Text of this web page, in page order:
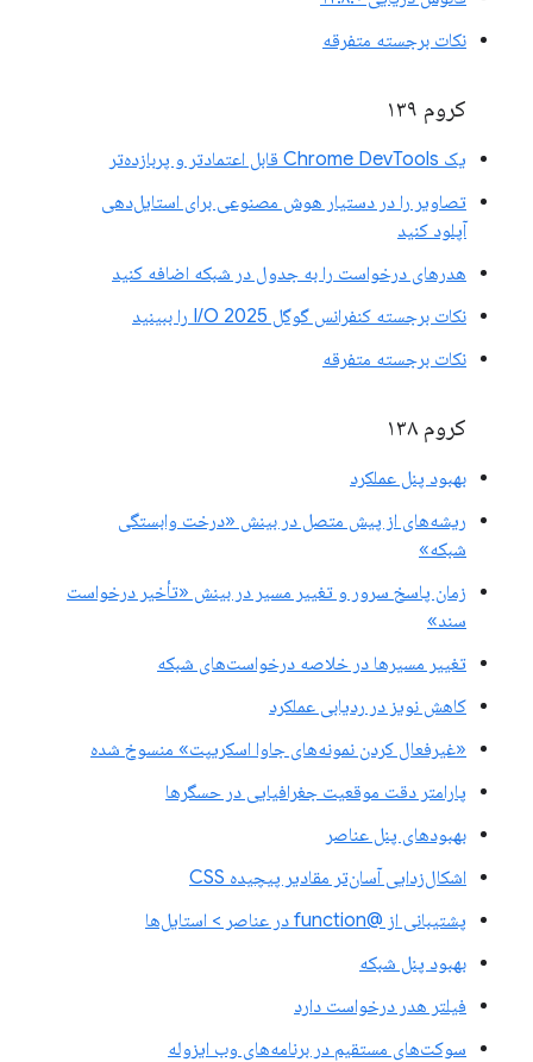
نکات برجسته متفرقه
کروم ۱۳۹
یک Chrome DevTools قابل اعتمادتر و پربازده‌تر
تصاویر را در دستیار هوش مصنوعی برای استایل‌دهی
آپلود کنید
هدرهای درخواست را به جدول در شبکه اضافه کنید
نکات برجسته کنفرانس گوگل I/O 2025 را ببینید
نکات برجسته متفرقه
کروم ۱۳۸
بهبود پنل عملکرد
ریشه‌های از پیش متصل در بینش «درخت وابستگی
شبکه»
زمان پاسخ سرور و تغییر مسیر در بینش «تأخیر درخواست
سند»
تغییر مسیرها در خلاصه درخواست‌های شبکه
کاهش نویز در ردیابی عملکرد
«غیرفعال کردن نمونه‌های جاوا اسکریپت» منسوخ شده
پارامتر دقت موقعیت جغرافیایی در حسگرها
بهبودهای پنل عناصر
اشکال‌زدایی آسان‌تر مقادیر پیچیده CSS
پشتیبانی از @function در عناصر > استایل‌ها
بهبود پنل شبکه
فیلتر هدر درخواست دارد
سوکت‌های مستقیم در برنامه‌های وب ایزوله